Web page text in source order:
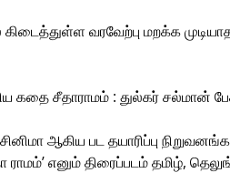
கிடைத்துள்ள வரவேற்பு மறக்க
கதை சீதாராமம் : துல்கர் சல்மான்
ஆகிய பட தயாரிப்பு
ராமம்’ எனும் திரைப்படம் தமிழ்,